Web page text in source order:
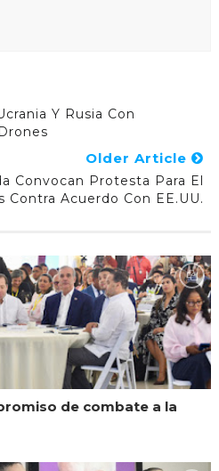
Y Rusia Con
Older Article
Convocan Protesta Para El
Contra Acuerdo Con EE.UU.
de combate a la